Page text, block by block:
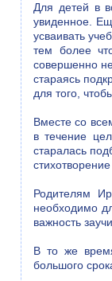
Для детей в
увиденное.
усваивать
тем более
совершенно
стараясь
для того,
Вместе со
в течение
старалась
Родителям
необходимо
важность
В то же
большого